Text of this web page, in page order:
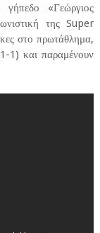
«Γεώργιος
της Super
στο πρωτάθλημα,
και παραμένουν